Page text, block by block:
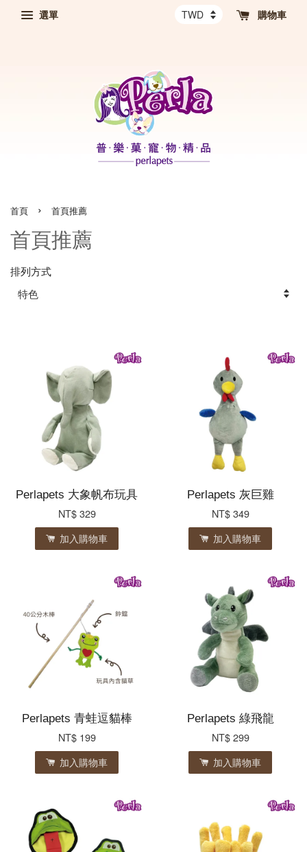
選單 購物車
首頁 › 首頁推薦
首頁推薦
排列方式
Perlapets 大象帆布玩具
NT$ 329
加入購物車
Perlapets 灰巨雞
NT$ 349
加入購物車
Perlapets 青蛙逗貓棒
NT$ 199
加入購物車
Perlapets 綠飛龍
NT$ 299
加入購物車